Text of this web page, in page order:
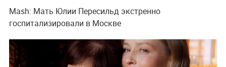
Mash: Мать Юлии Пересильд экстренно
госпитализировали в Москве